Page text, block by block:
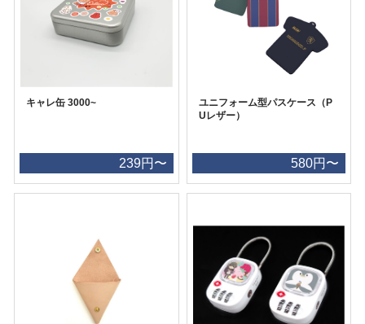
キャレ缶 3000~
239円〜
ユニフォーム型パスケース（P
Uレザー）
580円〜